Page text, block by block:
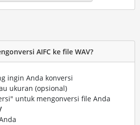
AIFC ke file WAV?
ingin Anda konversi
ukuran (opsional)
untuk mengonversi file Anda